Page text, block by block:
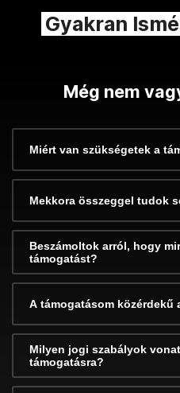
Gyakran
Még nem
Miért van szükségetek a
Mekkora összeggel tudok
Beszámoltok arról, hogy
támogatást?
A támogatásom közérdekű
Milyen jogi szabályok
támogatásra?